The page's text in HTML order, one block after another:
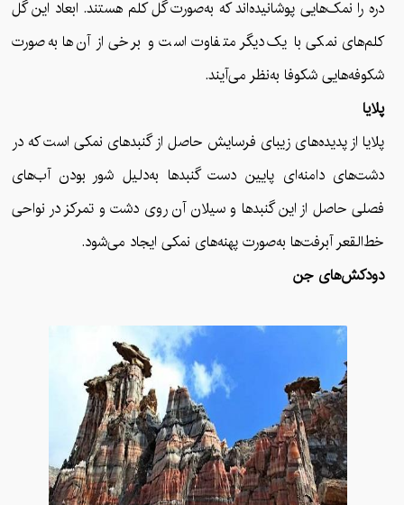
دره را نمک‌هایی پوشانیده‌اند که به‌صورت گل کلم هستند. ابعاد این گل
کلم‌های نمکی با یک‌دیگر متفاوت است و برخی از آن‌ها به‌صورت
شکوفه‌هایی شکوفا به‌نظر می‌آیند.
پلایا
پلایا از پدیده‌های زیبای فرسایش حاصل از گنبدهای نمکی است که در
دشت‌های دامنه‌ای پایین دست گنبدها به‌دلیل شور بودن آب‌های
فصلی حاصل از این گنبدها و سیلان آن روی دشت و تمرکز در نواحی
خط‌القعر آبرفت‌ها به‌صورت پهنه‌های نمکی ایجاد می‌شود.
دودکش‌های جن